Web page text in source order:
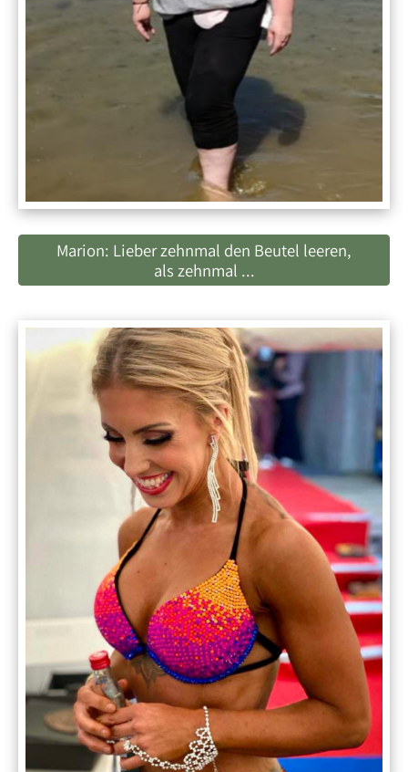
Marion: Lieber zehnmal den Beutel leeren,
als zehnmal ...